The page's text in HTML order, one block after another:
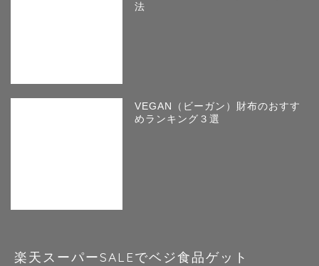
法
VEGAN（ビーガン）財布のおすす
めランキング３選
楽天スーパーSALEでベジ食品ゲット